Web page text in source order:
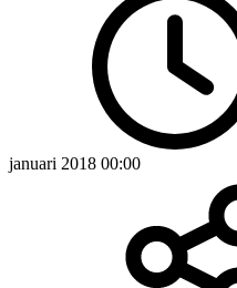
januari 2018 00:00